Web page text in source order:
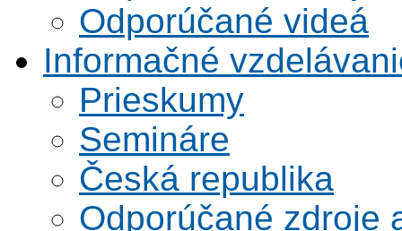
Odporúčané videá
Informačné
Prieskumy
Semináre
Česká republika
Odporúčané zdroje